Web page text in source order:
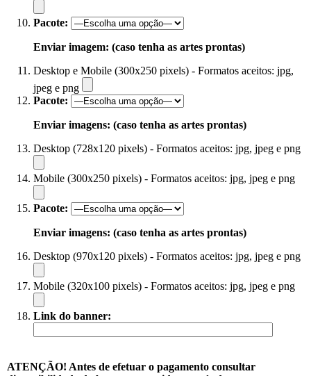
Pacote:
Enviar imagem: (caso tenha as artes prontas)
Desktop e Mobile (300x250 pixels) - Formatos aceitos: jpg,
jpeg e png
Pacote:
Enviar imagens: (caso tenha as artes prontas)
Desktop (728x120 pixels) - Formatos aceitos: jpg, jpeg e png
Mobile (300x250 pixels) - Formatos aceitos: jpg, jpeg e png
Pacote:
Enviar imagens: (caso tenha as artes prontas)
Desktop (970x120 pixels) - Formatos aceitos: jpg, jpeg e png
Mobile (320x100 pixels) - Formatos aceitos: jpg, jpeg e png
Link do banner:
ATENÇÃO! Antes de efetuar o pagamento consultar